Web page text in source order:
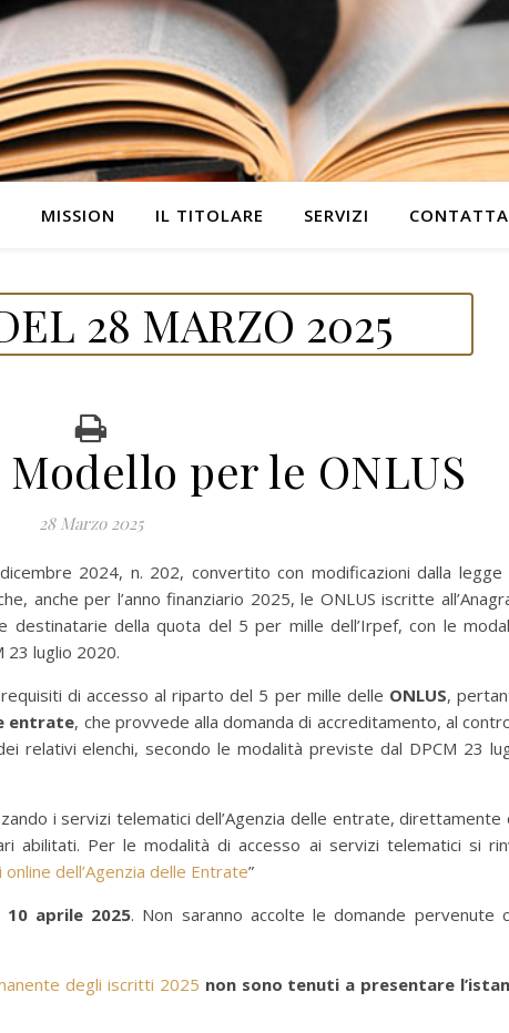
MISSION IL TITOLARE SERVIZI
28 MARZO 2025
per le ONLUS
28 Marzo 2025
2024, n. 202, convertito con modificazioni dalla legge
anche per l’anno finanziario 2025, le ONLUS iscritte
destinatarie della quota del 5 per mille dell’Irpef, con le
23 luglio 2020.
di accesso al riparto del 5 per mille delle ONLUS,
entrate, che provvede alla domanda di accreditamento, al
relativi elenchi, secondo le modalità previste dal DPCM 23
i servizi telematici dell’Agenzia delle entrate, direttamente
abilitati. Per le modalità di accesso ai servizi telematici si
dell’Agenzia delle Entrate”
10 aprile 2025. Non saranno accolte le domande pervenute
degli iscritti 2025 non sono tenuti a presentare